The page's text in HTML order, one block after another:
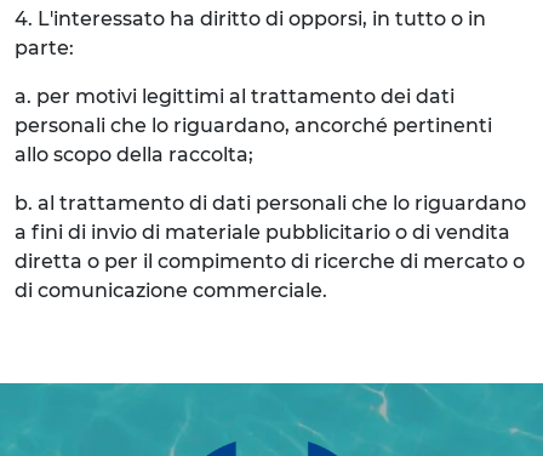
4. L'interessato ha diritto di opporsi, in tutto o in
parte:
a. per motivi legittimi al trattamento dei dati
personali che lo riguardano, ancorché pertinenti
allo scopo della raccolta;
b. al trattamento di dati personali che lo riguardano
a fini di invio di materiale pubblicitario o di vendita
diretta o per il compimento di ricerche di mercato o
di comunicazione commerciale.